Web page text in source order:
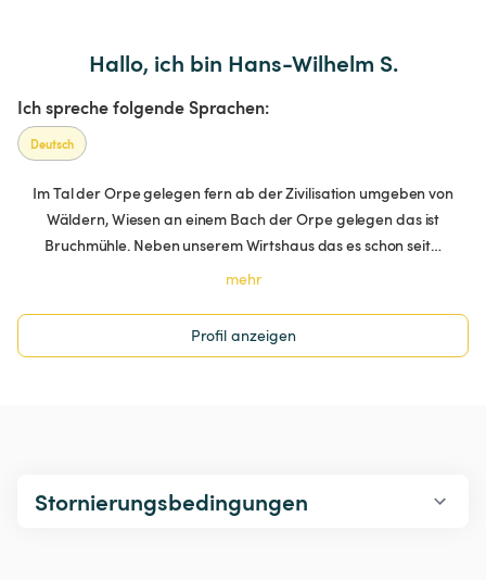
Hallo, ich bin Hans-Wilhelm S.
Ich spreche folgende Sprachen:
Deutsch
Im Tal der Orpe gelegen fern ab der Zivilisation umgeben von
Wäldern, Wiesen an einem Bach der Orpe gelegen das ist
Bruchmühle. Neben unserem Wirtshaus das es schon seit…
mehr
Profil anzeigen
Stornierungsbedingungen